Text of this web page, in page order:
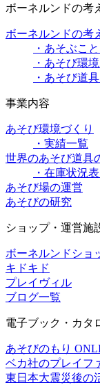
ボーネルンドの考
ボーネルンドの考
・あそぶこ
・あそび環
・あそび道
事業内容
あそび環境づくり
・実績一覧
世界のあそび道具
・在庫状況
あそび場の運営
あそびの研究
ショップ・運営施
ボーネルンドショ
キドキド
プレイヴィル
ブログ一覧
電子ブック・カタ
あそびのもり
ベカ社のプレイフ
東日本大震災後の